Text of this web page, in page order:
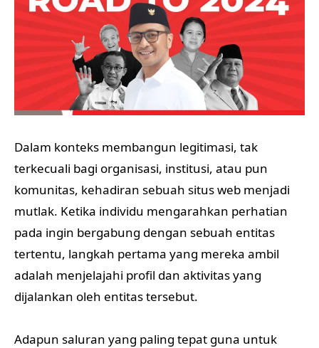
Dalam konteks membangun legitimasi, tak
terkecuali bagi organisasi, institusi, atau pun
komunitas, kehadiran sebuah situs web menjadi
mutlak. Ketika individu mengarahkan perhatian
pada ingin bergabung dengan sebuah entitas
tertentu, langkah pertama yang mereka ambil
adalah menjelajahi profil dan aktivitas yang
dijalankan oleh entitas tersebut.
Adapun saluran yang paling tepat guna untuk